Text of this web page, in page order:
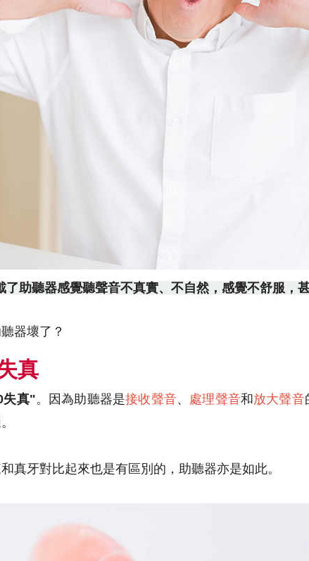
助聽器感覺聽聲音不真實、不自然，感覺不舒服，
器壞了？
真
失真"。因為助聽器是接收聲音、 處理聲音和放大聲音
真牙對比起來也是有區別的，助聽器亦是如此。